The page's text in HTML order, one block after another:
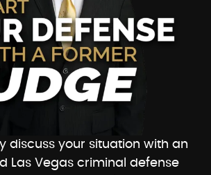
discuss your situation with an
Las Vegas criminal defense